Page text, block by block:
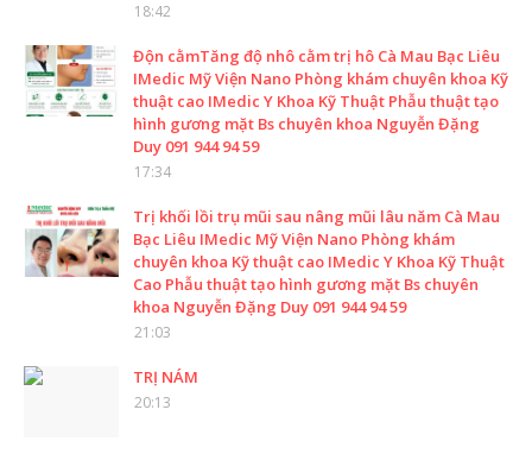
18:42
Độn cằmTăng độ nhô cằm trị hô Cà Mau Bạc Liêu
IMedic Mỹ Viện Nano Phòng khám chuyên khoa Kỹ
thuật cao IMedic Y Khoa Kỹ Thuật Phẫu thuật tạo
hình gương mặt Bs chuyên khoa Nguyễn Đặng
Duy 091 944 94 59
17:34
Trị khối lồi trụ mũi sau nâng mũi lâu năm Cà Mau
Bạc Liêu IMedic Mỹ Viện Nano Phòng khám
chuyên khoa Kỹ thuật cao IMedic Y Khoa Kỹ Thuật
Cao Phẫu thuật tạo hình gương mặt Bs chuyên
khoa Nguyễn Đặng Duy 091 944 94 59
21:03
TRỊ NÁM
20:13